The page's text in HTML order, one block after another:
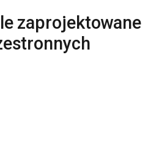
zaprojektowane